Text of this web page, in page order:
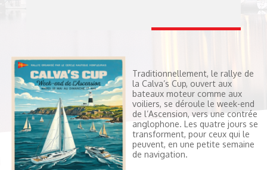
Traditionnellement, le rallye de
la Calva’s Cup, ouvert aux
bateaux moteur comme aux
voiliers, se déroule le week-end
de l’Ascension, vers une contrée
anglophone. Les quatre jours se
transforment, pour ceux qui le
peuvent, en une petite semaine
de navigation.